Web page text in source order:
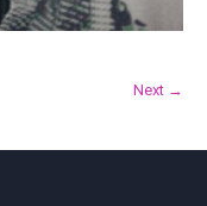
Next →